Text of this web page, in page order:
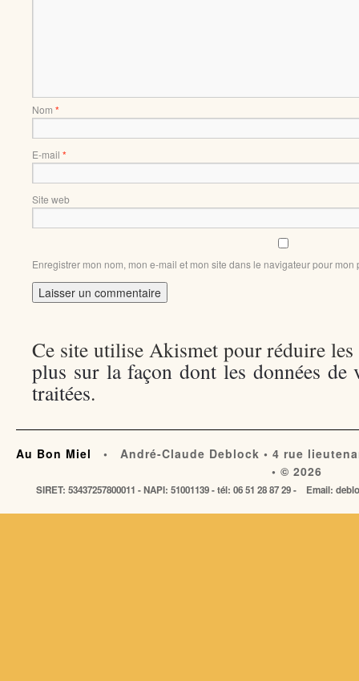
Nom *
E-mail *
Site web
Enregistrer mon nom, mon e-mail et mon site dans le navigateur pour
Ce site utilise Akismet pour réduire
plus sur la façon dont les données de
traitées.
Au Bon Miel
• André-Claude Deblock • 4 rue
• © 2026
SIRET: 53437257800011 - NAPI: 51001139 - tél: 06 51 28 87 29 - Email: